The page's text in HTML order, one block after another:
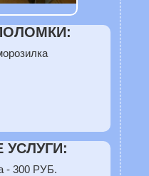
- 300 РУБ.